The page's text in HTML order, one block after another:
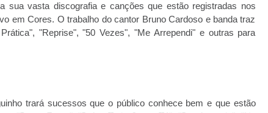
sua vasta discografia e canções que estão registradas nos
em Cores. O trabalho do cantor Bruno Cardoso e banda traz
"Reprise", "50 Vezes", "Me Arrependi" e outras para
trará sucessos que o público conhece bem e que estão